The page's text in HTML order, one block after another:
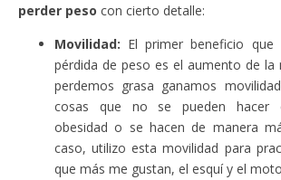
perder peso con cierto detalle:
Movilidad: El primer beneficio
pérdida de peso es el aumento de la
perdemos grasa ganamos
cosas que no se pueden hacer
obesidad o se hacen de manera
caso, utilizo esta movilidad para
que más me gustan, el esquí y el